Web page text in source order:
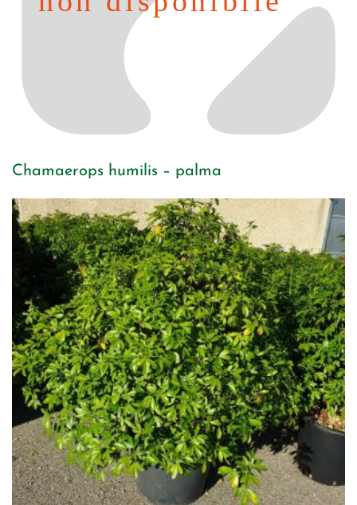
Chamaerops humilis – palma